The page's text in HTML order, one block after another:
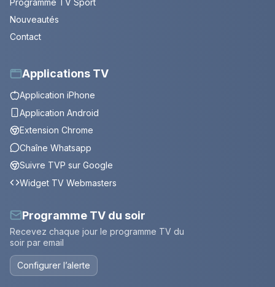
Programme TV Sport
Nouveautés
Contact
Applications TV
Application iPhone
Application Android
Extension Chrome
Chaîne Whatsapp
Suivre TVP sur Google
Widget TV Webmasters
Programme TV du soir
Recevez chaque jour le programme TV du
soir par email
Configurer l’alerte